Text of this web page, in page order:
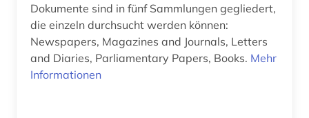
Dokumente sind in fünf Sammlungen gegliedert,
die einzeln durchsucht werden können:
Newspapers, Magazines and Journals, Letters
and Diaries, Parliamentary Papers, Books. Mehr
Informationen